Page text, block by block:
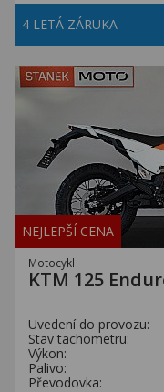
4 LETÁ ZÁRUKA
NEJLEPŠÍ CENA
Motocykl
KTM 125
Uvedení do provozu:
Stav tachometru:
Výkon:
Palivo:
Převodovka: